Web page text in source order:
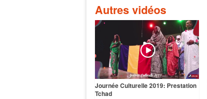
Autres vidéos
Journée Culturelle 2019: Prestation
Tchad